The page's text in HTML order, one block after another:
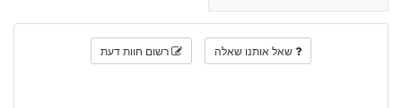
שאל אותנו שאלה רשום חוות דעת